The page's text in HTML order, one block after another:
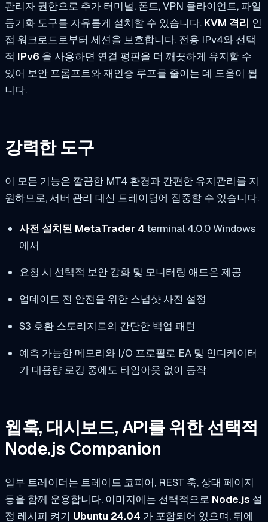
관리자 권한으로 추가 터미널, 폰트, VPN 클라이언트, 파일
동기화 도구를 자유롭게 설치할 수 있습니다. KVM 격리 인
접 워크로드로부터 세션을 보호합니다. 전용 IPv4와 선택
적 IPv6 을 사용하면 연결 평판을 더 깨끗하게 유지할 수
있어 보안 프롬프트와 재인증 루프를 줄이는 데 도움이 됩
니다.
강력한 도구
이 모든 기능은 깔끔한 MT4 환경과 간편한 유지관리를 지
원하므로, 서버 관리 대신 트레이딩에 집중할 수 있습니다.
사전 설치된 MetaTrader 4 terminal 4.0.0 Windows
에서
요청 시 선택적 보안 강화 및 모니터링 애드온 제공
업데이트 전 안전을 위한 스냅샷 사전 설정
S3 호환 스토리지로의 간단한 백업 패턴
예측 가능한 메모리와 I/O 프로필로 EA 및 인디케이터
가 대용량 로깅 중에도 타임아웃 없이 동작
웹훅, 대시보드, API를 위한 선택적
Node.js Companion
일부 트레이더는 트레이드 코피어, REST 훅, 상태 페이지
등을 함께 운용합니다. 이미지에는 선택적으로 Node.js 설
정 레시피 켜기 Ubuntu 24.04 가 포함되어 있으며, 뒤에